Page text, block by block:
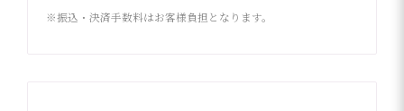
※振込・決済手数料はお客様負担となります。